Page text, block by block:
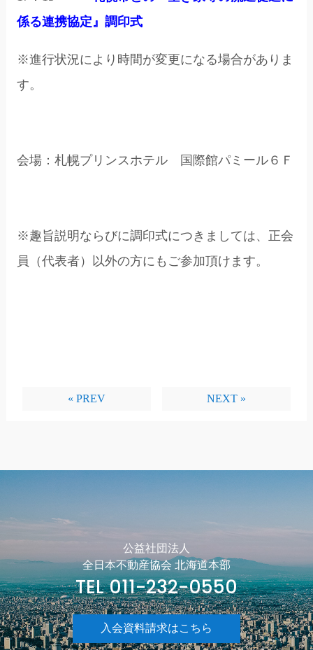
係る連携協定』調印式
※進行状況により時間が変更になる場合がありま
す。
会場：札幌プリンスホテル 国際館パミール６Ｆ
※趣旨説明ならびに調印式につきましては、正会
員（代表者）以外の方にもご参加頂けます。
« PREV NEXT »
公益社団法人
全日本不動産協会 北海道本部
TEL 011-232-0550
入会資料請求はこちら